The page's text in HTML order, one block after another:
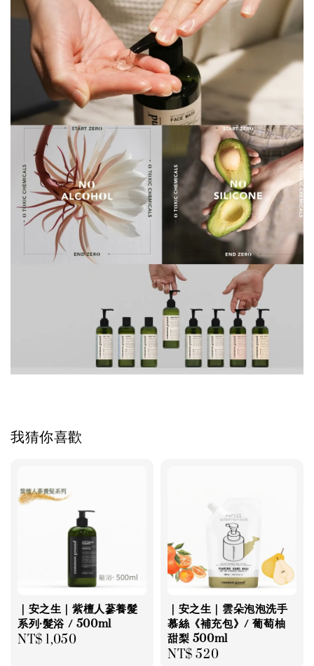
我猜你喜歡
｜安之生｜紫檀人蔘養髮
系列·髮浴 / 500ml
Regular
NT$ 1,050
｜安之生｜雲朵泡泡洗手
慕絲《補充包》/ 葡萄柚
甜梨 500ml
Regular
NT$ 520